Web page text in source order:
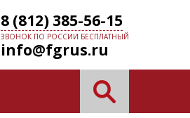
8 (812) 385-56-15
ЗВОНОК ПО РОССИИ БЕСПЛАТНЫЙ
info@fgrus.ru